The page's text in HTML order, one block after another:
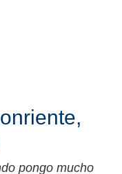
pongo mucho